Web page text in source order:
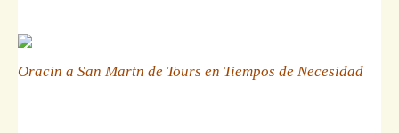
Oracin a San Martn de Tours en Tiempos de Necesidad